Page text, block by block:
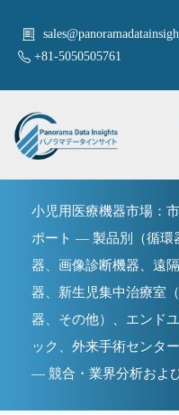
+81-5050505761
小児用医療機器市場：
ポート — 製品別（循環
器、画像診断機器、遠
器、新生児集中治療室
器、その他）、エンド
ック、外来手術センタ
— 競合・業界分析およ